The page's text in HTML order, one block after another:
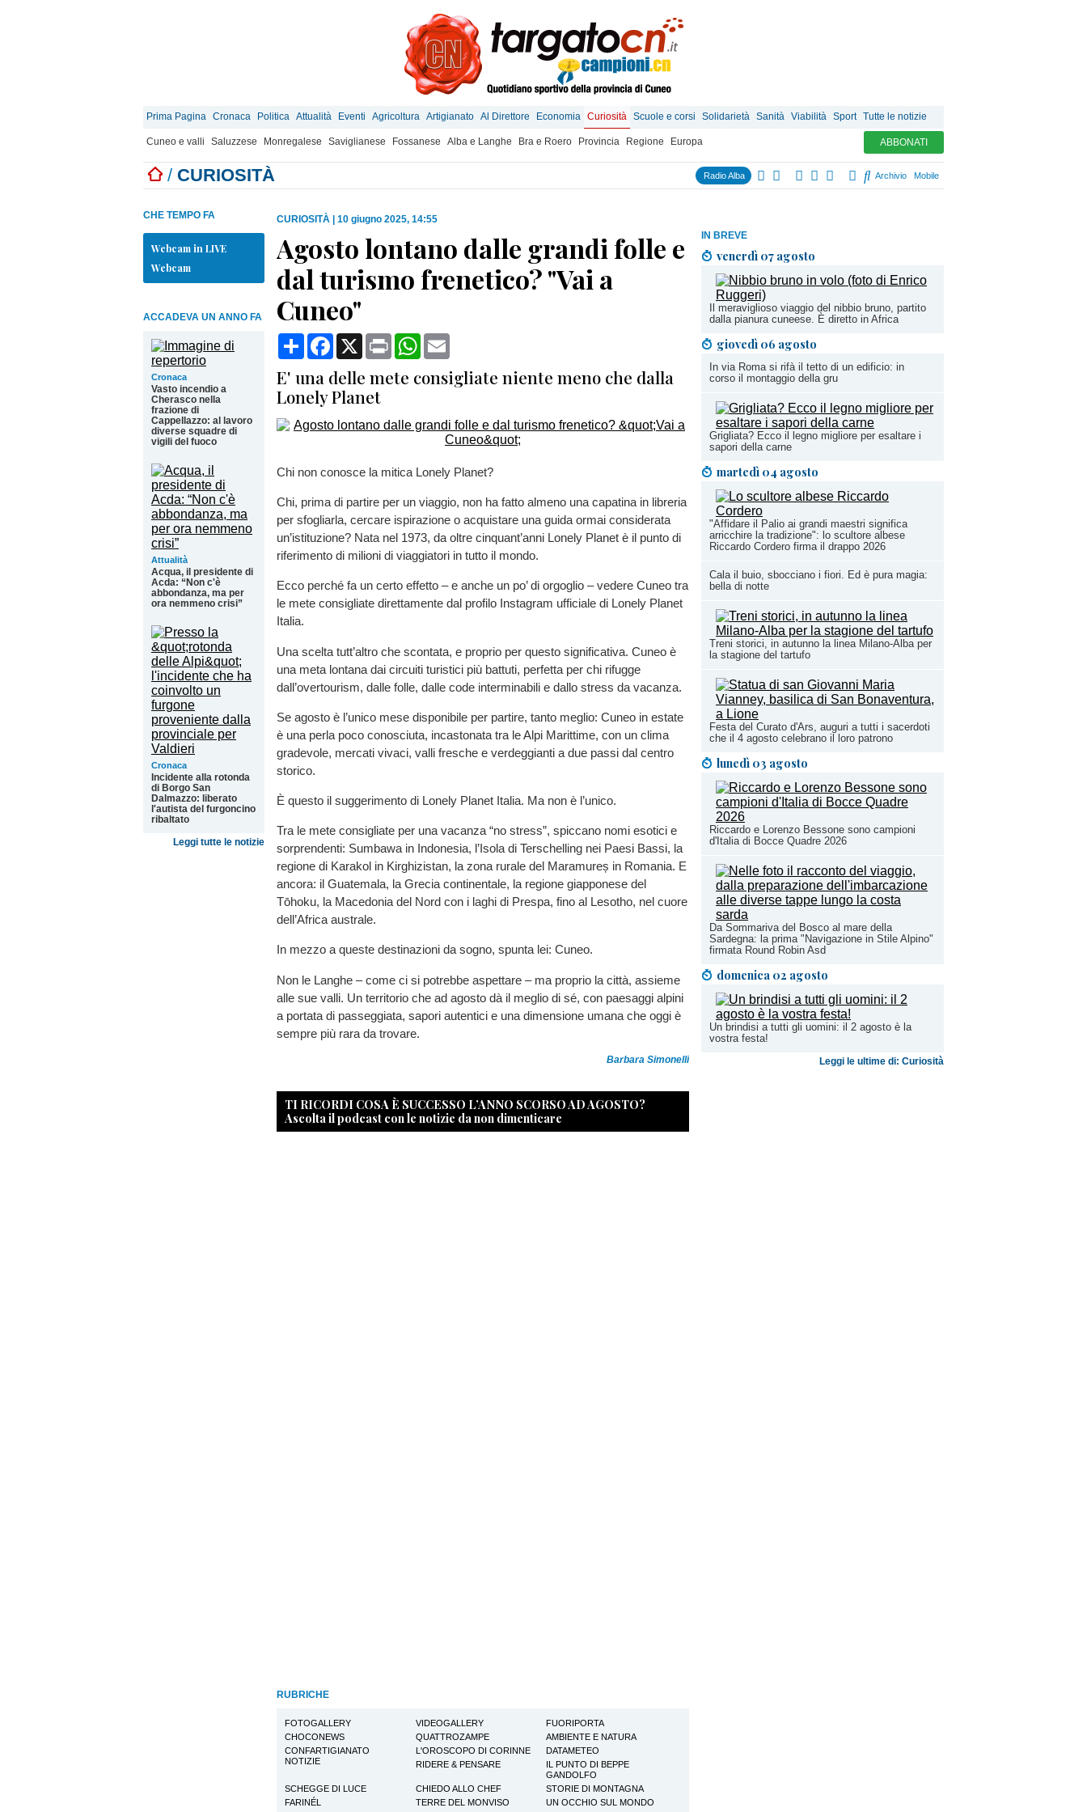
Prima Pagina Cronaca Politica Attualità Eventi Agricoltura Artigianato Al Direttore Economia Curiosità Scuole e corsi Solidarietà Sanità Viabilità Sport Tutte le notizie
Cuneo e valli Saluzzese Monregalese Saviglianese Fossanese Alba e Langhe Bra e Roero Provincia Regione Europa ABBONATI
/ CURIOSITÀ Radio Alba Archivio Mobile
IN BREVE
venerdì 07 agosto
Il meraviglioso viaggio del nibbio bruno, partito
dalla pianura cuneese. È diretto in Africa
giovedì 06 agosto
In via Roma si rifà il tetto di un edificio: in
corso il montaggio della gru
Grigliata? Ecco il legno migliore per esaltare i
sapori della carne
martedì 04 agosto
"Affidare il Palio ai grandi maestri significa
arricchire la tradizione": lo scultore albese
Riccardo Cordero firma il drappo 2026
Cala il buio, sbocciano i fiori. Ed è pura magia:
bella di notte
Treni storici, in autunno la linea Milano-Alba per
la stagione del tartufo
Festa del Curato d'Ars, auguri a tutti i sacerdoti
che il 4 agosto celebrano il loro patrono
lunedì 03 agosto
Riccardo e Lorenzo Bessone sono campioni
d'Italia di Bocce Quadre 2026
Da Sommariva del Bosco al mare della
Sardegna: la prima "Navigazione in Stile Alpino"
firmata Round Robin Asd
domenica 02 agosto
Un brindisi a tutti gli uomini: il 2 agosto è la
vostra festa!
Leggi le ultime di: Curiosità
CHE TEMPO FA
Webcam in LIVE
Webcam
ACCADEVA UN ANNO FA
Cronaca
Vasto incendio a
Cherasco nella
frazione di
Cappellazzo: al lavoro
diverse squadre di
vigili del fuoco
Attualità
Acqua, il presidente di
Acda: “Non c'è
abbondanza, ma per
ora nemmeno crisi”
Cronaca
Incidente alla rotonda
di Borgo San
Dalmazzo: liberato
l'autista del furgoncino
ribaltato
Leggi tutte le notizie
CURIOSITÀ 10 giugno 2025, 14:55
Agosto lontano dalle grandi folle e
dal turismo frenetico? "Vai a
Cuneo"
CondividiFacebook
X Print WhatsApp
E' una delle mete consigliate niente meno che dalla
Lonely Planet
Chi non conosce la mitica Lonely Planet?
Chi, prima di partire per un viaggio, non ha fatto almeno una capatina in libreria
per sfogliarla, cercare ispirazione o acquistare una guida ormai considerata
un’istituzione? Nata nel 1973, da oltre cinquant’anni Lonely Planet è il punto di
riferimento di milioni di viaggiatori in tutto il mondo.
Ecco perché fa un certo effetto – e anche un po’ di orgoglio – vedere Cuneo tra
le mete consigliate direttamente dal profilo Instagram ufficiale di Lonely Planet
Italia.
Una scelta tutt’altro che scontata, e proprio per questo significativa. Cuneo è
una meta lontana dai circuiti turistici più battuti, perfetta per chi rifugge
dall’overtourism, dalle folle, dalle code interminabili e dallo stress da vacanza.
Se agosto è l’unico mese disponibile per partire, tanto meglio: Cuneo in estate
è una perla poco conosciuta, incastonata tra le Alpi Marittime, con un clima
gradevole, mercati vivaci, valli fresche e verdeggianti a due passi dal centro
storico.
È questo il suggerimento di Lonely Planet Italia. Ma non è l’unico.
Tra le mete consigliate per una vacanza “no stress”, spiccano nomi esotici e
sorprendenti: Sumbawa in Indonesia, l’Isola di Terschelling nei Paesi Bassi, la
regione di Karakol in Kirghizistan, la zona rurale del Maramureș in Romania. E
ancora: il Guatemala, la Grecia continentale, la regione giapponese del
Tōhoku, la Macedonia del Nord con i laghi di Prespa, fino al Lesotho, nel cuore
dell’Africa australe.
In mezzo a queste destinazioni da sogno, spunta lei: Cuneo.
Non le Langhe – come ci si potrebbe aspettare – ma proprio la città, assieme
alle sue valli. Un territorio che ad agosto dà il meglio di sé, con paesaggi alpini
a portata di passeggiata, sapori autentici e una dimensione umana che oggi è
sempre più rara da trovare.
Barbara Simonelli
TI RICORDI COSA È SUCCESSO L’ANNO SCORSO AD AGOSTO?
Ascolta il podcast con le notizie da non dimenticare
RUBRICHE
FOTOGALLERY VIDEOGALLERY
FUORIPORTA
CHOCONEWS
QUATTROZAMPE
AMBIENTE E NATURA
CONFARTIGIANATO
NOTIZIE
L'OROSCOPO DI CORINNE
DATAMETEO
RIDERE & PENSARE
IL PUNTO DI BEPPE
GANDOLFO
SCHEGGE DI LUCE
CHIEDO ALLO CHEF
STORIE DI MONTAGNA
FARINÉL
TERRE DEL MONVISO
UN OCCHIO SUL MONDO